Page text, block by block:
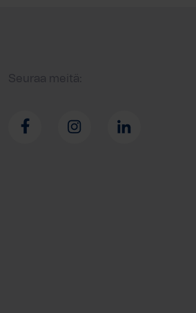
Seuraa meitä: